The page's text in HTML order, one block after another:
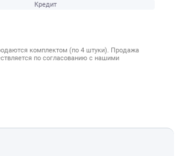
Кредит
комплектом (по 4 штуки). Продажа
по согласованию с нашими